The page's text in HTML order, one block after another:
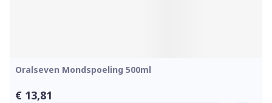
Oralseven Mondspoeling 500ml
€ 13,81